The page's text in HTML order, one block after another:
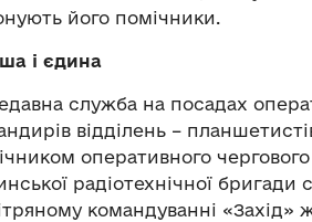
його помічники.
і єдина
служба на посадах
відділень –
оперативного
радіотехнічної
командуванні